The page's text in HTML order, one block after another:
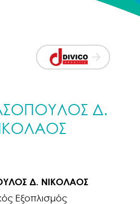
Δ.
Δ. ΝΙΚΟΛΑΟΣ
Εξοπλισμός